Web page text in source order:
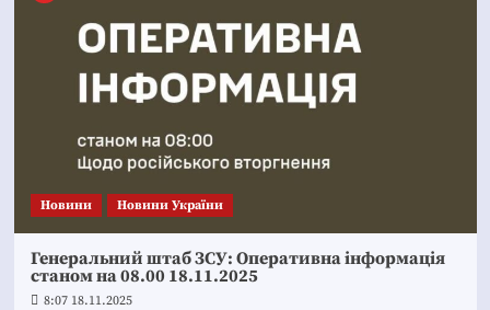
Новини Новини України
Генеральний штаб ЗСУ: Оперативна інформація
станом на 08.00 18.11.2025
8:07 18.11.2025